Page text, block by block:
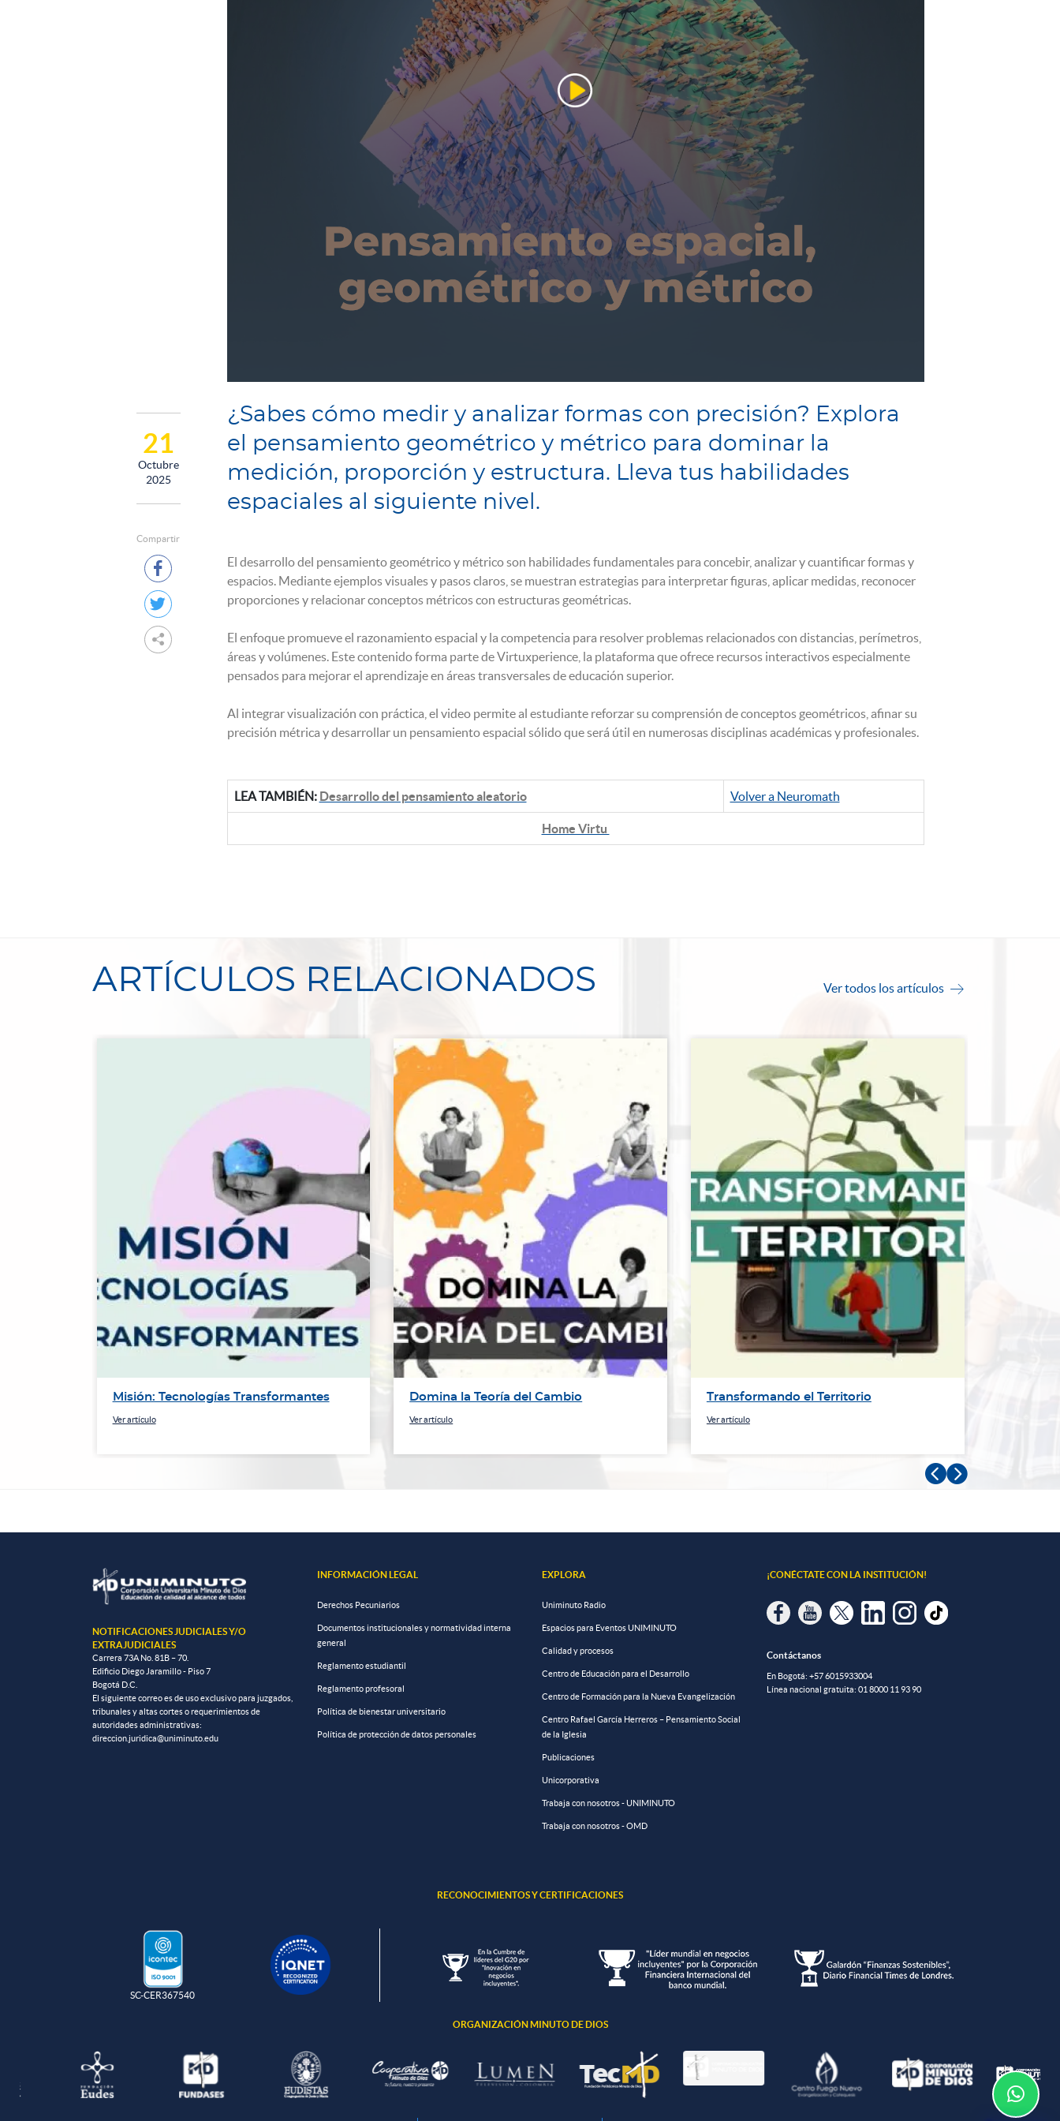
¿Sabes cómo medir y analizar formas con precisión? Explora
el pensamiento geométrico y métrico para dominar la
medición, proporción y estructura. Lleva tus habilidades
espaciales al siguiente nivel.
El desarrollo del pensamiento geométrico y métrico son habilidades fundamentales para concebir, analizar y cuantificar formas y
espacios. Mediante ejemplos visuales y pasos claros, se muestran estrategias para interpretar figuras, aplicar medidas, reconocer
proporciones y relacionar conceptos métricos con estructuras geométricas.
El enfoque promueve el razonamiento espacial y la competencia para resolver problemas relacionados con distancias, perímetros,
áreas y volúmenes. Este contenido forma parte de Virtuxperience, la plataforma que ofrece recursos interactivos especialmente
pensados para mejorar el aprendizaje en áreas transversales de educación superior.
Al integrar visualización con práctica, el video permite al estudiante reforzar su comprensión de conceptos geométricos, afinar su
precisión métrica y desarrollar un pensamiento espacial sólido que será útil en numerosas disciplinas académicas y profesionales.
LEA TAMBIÉN: Desarrollo del pensamiento aleatorio Volver a Neuromath
Home Virtu
21
Octubre
2025
Compartir



ARTÍCULOS RELACIONADOS Ver todos los artículos 
Misión: Tecnologías Transformantes
Ver artículo
Domina la Teoría del Cambio
Ver artículo
Transformando el Territorio
Ver artículo

NOTIFICACIONES JUDICIALES Y/O
EXTRAJUDICIALES
Carrera 73A No. 81B – 70.
Edificio Diego Jaramillo - Piso 7
Bogotá D.C.
El siguiente correo es de uso exclusivo para juzgados,
tribunales y altas cortes o requerimientos de
autoridades administrativas:
direccion.juridica@uniminuto.edu
INFORMACIÓN LEGAL
Derechos Pecuniarios
Documentos institucionales y normatividad interna
general
Reglamento estudiantil
Reglamento profesoral
Política de bienestar universitario
Política de protección de datos personales
EXPLORA
Uniminuto Radio
Espacios para Eventos UNIMINUTO
Calidad y procesos
Centro de Educación para el Desarrollo
Centro de Formación para la Nueva Evangelización
Centro Rafael García Herreros – Pensamiento Social
de la Iglesia
Publicaciones
Unicorporativa
Trabaja con nosotros - UNIMINUTO
Trabaja con nosotros - OMD
¡CONÉCTATE CON LA INSTITUCIÓN!
Contáctanos
En Bogotá: +57 6015933004
Línea nacional gratuita: 01 8000 11 93 90
RECONOCIMIENTOS Y CERTIFICACIONES
SC-CER367540
ORGANIZACIÓN MINUTO DE DIOS